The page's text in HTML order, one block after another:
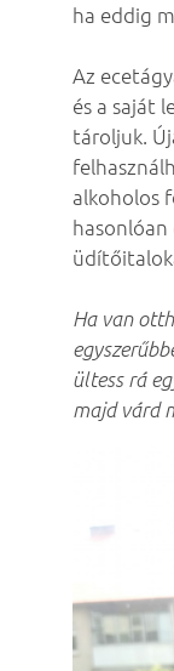
ha eddig
Az
és a saját
tároljuk.
alkoholos
hasonlóan
Ha van
ültess rá
majd várd